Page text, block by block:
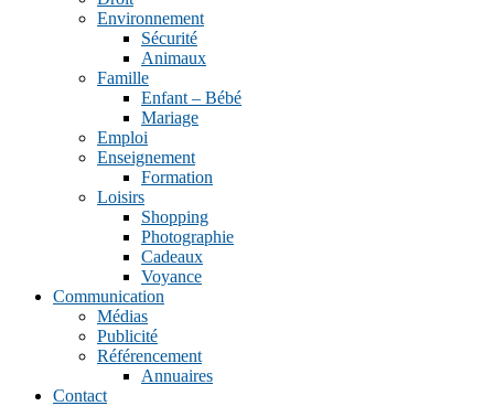
Environnement
Sécurité
Animaux
Famille
Enfant – Bébé
Mariage
Emploi
Enseignement
Formation
Loisirs
Shopping
Photographie
Cadeaux
Voyance
Communication
Médias
Publicité
Référencement
Annuaires
Contact